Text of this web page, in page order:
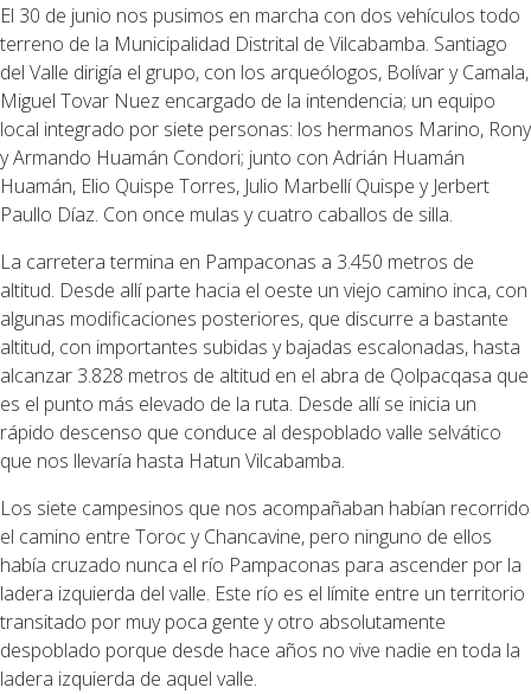
El 30 de junio nos pusimos en marcha con dos vehículos todo
terreno de la Municipalidad Distrital de Vilcabamba. Santiago
del Valle dirigía el grupo, con los arqueólogos, Bolívar y Camala,
Miguel Tovar Nuez encargado de la intendencia; un equipo
local integrado por siete personas: los hermanos Marino, Rony
y Armando Huamán Condori; junto con Adrián Huamán
Huamán, Elio Quispe Torres, Julio Marbellí Quispe y Jerbert
Paullo Díaz. Con once mulas y cuatro caballos de silla.
La carretera termina en Pampaconas a 3.450 metros de
altitud. Desde allí parte hacia el oeste un viejo camino inca, con
algunas modificaciones posteriores, que discurre a bastante
altitud, con importantes subidas y bajadas escalonadas, hasta
alcanzar 3.828 metros de altitud en el abra de Qolpacqasa que
es el punto más elevado de la ruta. Desde allí se inicia un
rápido descenso que conduce al despoblado valle selvático
que nos llevaría hasta Hatun Vilcabamba.
Los siete campesinos que nos acompañaban habían recorrido
el camino entre Toroc y Chancavine, pero ninguno de ellos
había cruzado nunca el río Pampaconas para ascender por la
ladera izquierda del valle. Este río es el límite entre un territorio
transitado por muy poca gente y otro absolutamente
despoblado porque desde hace años no vive nadie en toda la
ladera izquierda de aquel valle.